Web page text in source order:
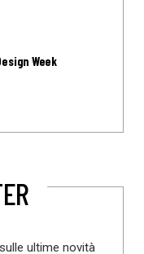
Week
ultime novità